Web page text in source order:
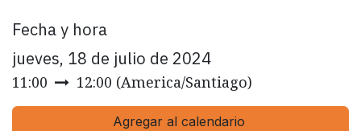
Fecha y hora
jueves, 18 de julio de 2024
11:00 12:00 (America/Santiago)
Agregar al calendario